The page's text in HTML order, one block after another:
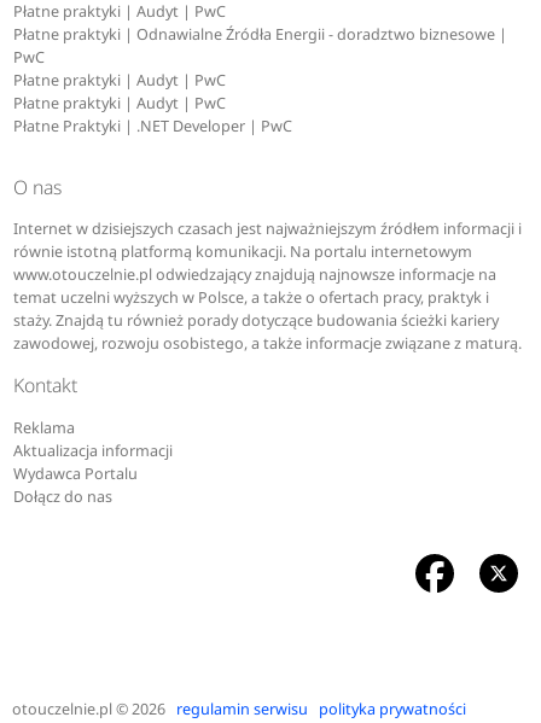
Płatne praktyki | Audyt | PwC
Płatne praktyki | Odnawialne Źródła Energii - doradztwo biznesowe |
PwC
Płatne praktyki | Audyt | PwC
Płatne praktyki | Audyt | PwC
Płatne Praktyki | .NET Developer | PwC
O nas
Internet w dzisiejszych czasach jest najważniejszym źródłem informacji i
równie istotną platformą komunikacji. Na portalu internetowym
www.otouczelnie.pl odwiedzający znajdują najnowsze informacje na
temat uczelni wyższych w Polsce, a także o ofertach pracy, praktyk i
staży. Znajdą tu również porady dotyczące budowania ścieżki kariery
zawodowej, rozwoju osobistego, a także informacje związane z maturą.
Kontakt
Reklama
Aktualizacja informacji
Wydawca Portalu
Dołącz do nas
otouczelnie.pl© 2026 regulamin serwisu polityka prywatności